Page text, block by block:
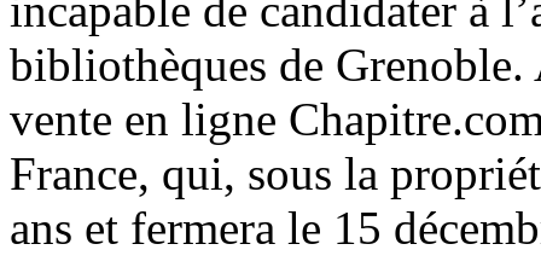
bibliothèques de Grenoble.
vente en ligne
France, qui, sous la
ans et fermera le 15